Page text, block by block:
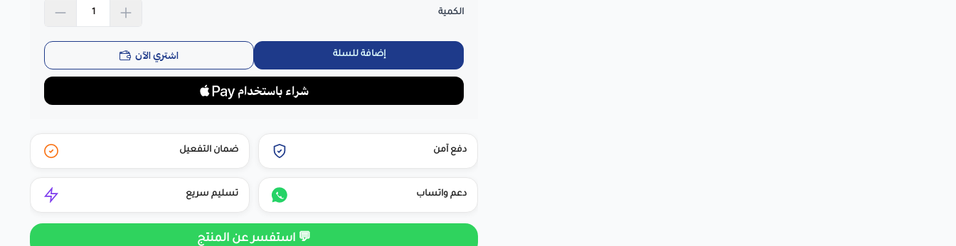
الكمية
إضافة للسلة اشتري الآن
دفع آمن ضمان التفعيل
دعم واتساب تسليم سريع
💬 استفسر عن المنتج